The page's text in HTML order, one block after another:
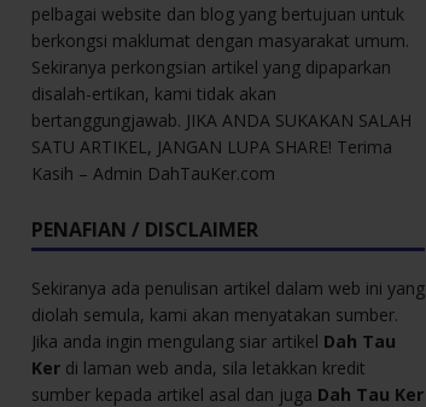
pelbagai website dan blog yang bertujuan untuk
berkongsi maklumat dengan masyarakat umum.
Sekiranya perkongsian artikel yang dipaparkan
disalah-ertikan, kami tidak akan
bertanggungjawab. JIKA ANDA SUKAKAN SALAH
SATU ARTIKEL, JANGAN LUPA SHARE! Terima
Kasih – Admin DahTauKer.com
PENAFIAN / DISCLAIMER
Sekiranya ada penulisan artikel dalam web ini yang
diolah semula, kami akan menyatakan sumber.
Jika anda ingin mengulang siar artikel Dah Tau
Kerdi laman web anda, sila letakkan kredit
sumber kepada artikel asal dan juga Dah Tau Ker